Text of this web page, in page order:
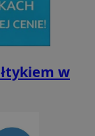
w